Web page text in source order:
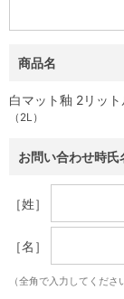
商品名
白マット釉 2リット
（2L）
お問い合わせ時氏
［姓］
［名］
（全角で入力してくださ